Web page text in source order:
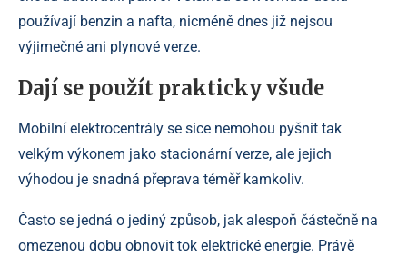
používají benzin a nafta, nicméně dnes již nejsou
výjimečné ani plynové verze.
Dají se použít prakticky všude
Mobilní elektrocentrály se sice nemohou pyšnit tak
velkým výkonem jako stacionární verze, ale jejich
výhodou je snadná přeprava téměř kamkoliv.
Často se jedná o jediný způsob, jak alespoň částečně na
omezenou dobu obnovit tok elektrické energie. Právě